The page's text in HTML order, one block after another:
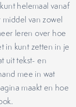
helemaal vanaf
van zowel
leren over hoe
in kunt zetten in je
uit tekst- en
mee in wat
maakt en hoe